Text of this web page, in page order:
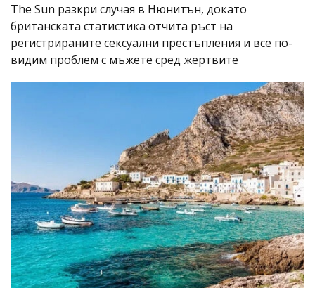
The Sun разкри случая в Нюнитън, докато
британската статистика отчита ръст на
регистрираните сексуални престъпления и все по-
видим проблем с мъжете сред жертвите